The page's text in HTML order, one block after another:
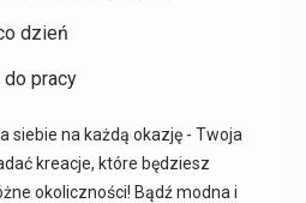
dzień
pracy
siebie na każdą okazję - Twoja
kreacje, które będziesz
okoliczności! Bądź modna i